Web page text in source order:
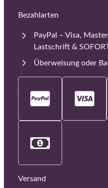
Bezahlarten
PayPal – Visa,
Lastschrift &
Überweisung oder
Versand